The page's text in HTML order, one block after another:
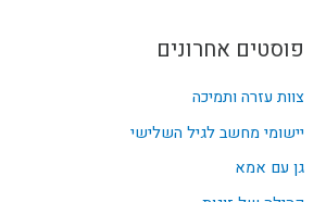
פוסטים אחרונים
צוות עזרה ותמיכה
יישומי מחשב לגיל השלישי
גן עם אמא